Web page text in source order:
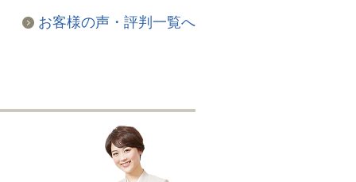
お客様の声・評判一覧へ